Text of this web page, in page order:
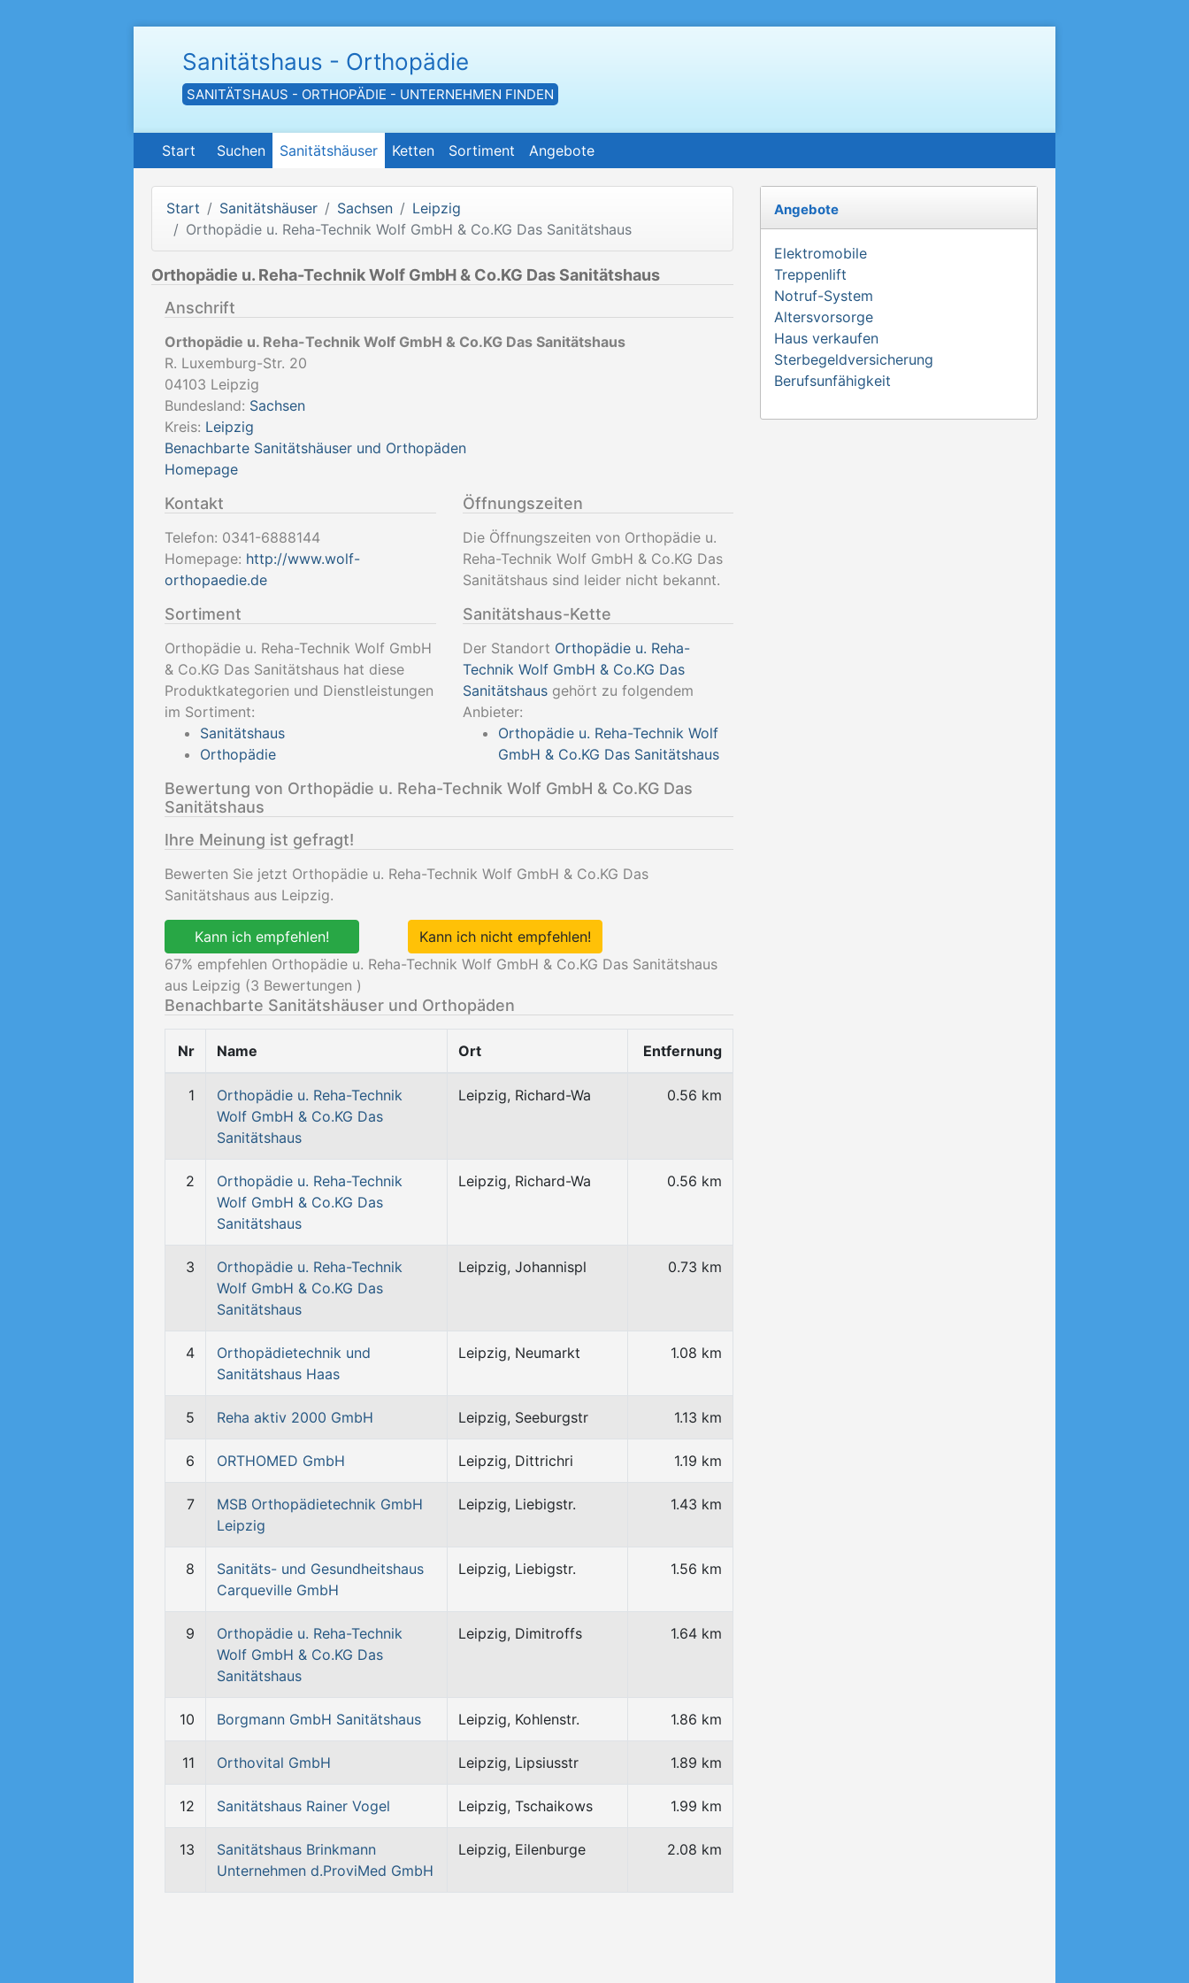
Sanitätshaus - Orthopädie
SANITÄTSHAUS - ORTHOPÄDIE - UNTERNEHMEN FINDEN
Start Suchen Sanitätshäuser Ketten Sortiment Angebote
Start Sanitätshäuser Sachsen
Leipzig
Orthopädie u. Reha-Technik Wolf GmbH & Co.KG Das Sanitätshaus
Orthopädie u. Reha-Technik Wolf GmbH & Co.KG Das Sanitätshaus
Anschrift
Orthopädie u. Reha-Technik Wolf GmbH & Co.KG Das Sanitätshaus
R. Luxemburg-Str. 20
04103 Leipzig
Bundesland: Sachsen
Kreis: Leipzig
Benachbarte Sanitätshäuser und Orthopäden
Homepage
Kontakt
Telefon: 0341-6888144
Homepage: http://www.wolf-
orthopaedie.de
Öffnungszeiten
Die Öffnungszeiten von Orthopädie u.
Reha-Technik Wolf GmbH & Co.KG Das
Sanitätshaus sind leider nicht bekannt.
Sortiment
Orthopädie u. Reha-Technik Wolf GmbH
& Co.KG Das Sanitätshaus hat diese
Produktkategorien und Dienstleistungen
im Sortiment:
Sanitätshaus
Orthopädie
Sanitätshaus-Kette
Der Standort Orthopädie u. Reha-
Technik Wolf GmbH & Co.KG Das
Sanitätshausgehört zu folgendem
Anbieter:
Orthopädie u. Reha-Technik Wolf
GmbH & Co.KG Das Sanitätshaus
Bewertung von Orthopädie u. Reha-Technik Wolf GmbH & Co.KG Das
Sanitätshaus
Ihre Meinung ist gefragt!
Bewerten Sie jetzt Orthopädie u. Reha-Technik Wolf GmbH & Co.KG Das
Sanitätshaus aus Leipzig.
Kann ich empfehlen!
Kann ich nicht empfehlen!
67% empfehlen Orthopädie u. Reha-Technik Wolf GmbH & Co.KG Das Sanitätshaus
aus Leipzig (3 Bewertungen )
Benachbarte Sanitätshäuser und Orthopäden
Nr Name Ort Entfernung
1
Orthopädie u. Reha-Technik
Wolf GmbH & Co.KG Das
Sanitätshaus
Leipzig, Richard-Wa 0.56 km
2
Orthopädie u. Reha-Technik
Wolf GmbH & Co.KG Das
Sanitätshaus
Leipzig, Richard-Wa 0.56 km
3
Orthopädie u. Reha-Technik
Wolf GmbH & Co.KG Das
Sanitätshaus
Leipzig, Johannispl 0.73 km
4
Orthopädietechnik und
Sanitätshaus Haas
Leipzig, Neumarkt 1.08 km
5 Reha aktiv 2000 GmbH Leipzig, Seeburgstr 1.13 km
6 ORTHOMED GmbH Leipzig, Dittrichri 1.19 km
7
MSB Orthopädietechnik GmbH
Leipzig
Leipzig, Liebigstr. 1.43 km
8
Sanitäts- und Gesundheitshaus
Carqueville GmbH
Leipzig, Liebigstr. 1.56 km
9
Orthopädie u. Reha-Technik
Wolf GmbH & Co.KG Das
Sanitätshaus
Leipzig, Dimitroffs 1.64 km
10 Borgmann GmbH Sanitätshaus Leipzig, Kohlenstr. 1.86 km
11 Orthovital GmbH Leipzig, Lipsiusstr 1.89 km
12 Sanitätshaus Rainer Vogel Leipzig, Tschaikows 1.99 km
13
Sanitätshaus Brinkmann
Unternehmen d.ProviMed GmbH
Leipzig, Eilenburge 2.08 km
Angebote
Elektromobile
Treppenlift
Notruf-System
Altersvorsorge
Haus verkaufen
Sterbegeldversicherung
Berufsunfähigkeit